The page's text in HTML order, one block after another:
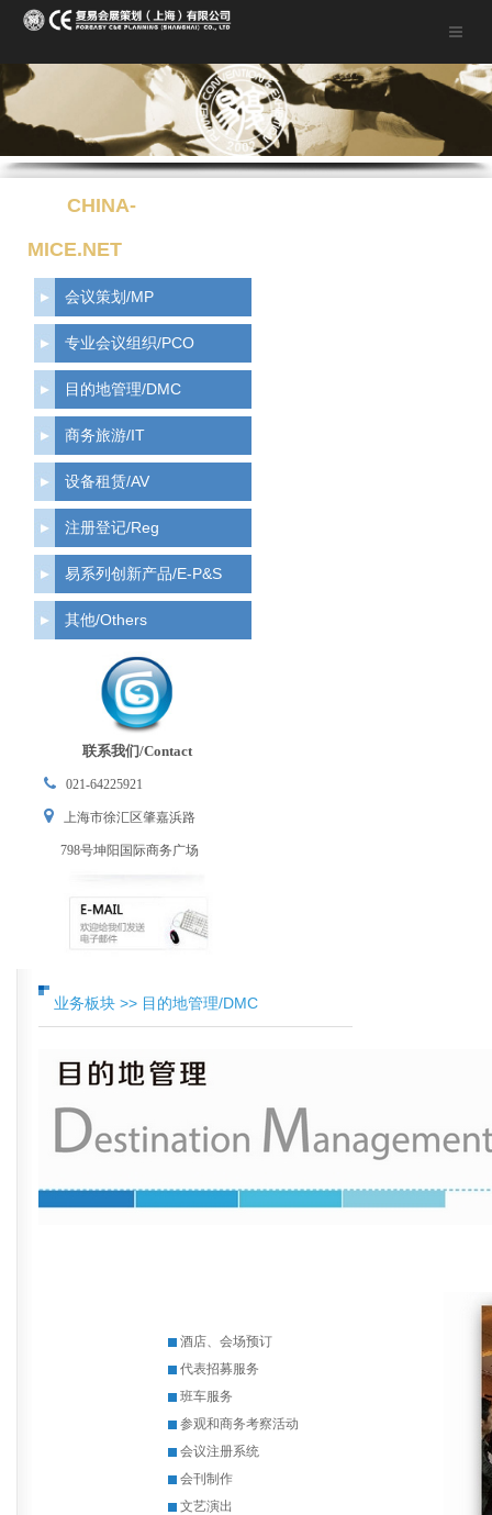
CHINA-
MICE.NET
会议策划/MP
专业会议组织/PCO
目的地管理/DMC
商务旅游/IT
设备租赁/AV
注册登记/Reg
易系列创新产品/E-P&S
其他/Others
联系我们/Contact
021-64225921
上海市徐汇区肇嘉浜路
798号坤阳国际商务广场
业务板块 >> 目的地管理/DMC
酒店、会场预订
代表招募服务
班车服务
参观和商务考察活动
会议注册系统
会刊制作
文艺演出